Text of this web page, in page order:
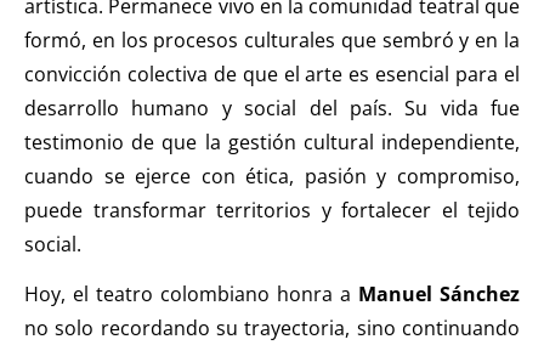
artística. Permanece vivo en la comunidad teatral que
formó, en los procesos culturales que sembró y en la
convicción colectiva de que el arte es esencial para el
desarrollo humano y social del país. Su vida fue
testimonio de que la gestión cultural independiente,
cuando se ejerce con ética, pasión y compromiso,
puede transformar territorios y fortalecer el tejido
social.
Hoy, el teatro colombiano honra a Manuel Sánchez
no solo recordando su trayectoria, sino continuando